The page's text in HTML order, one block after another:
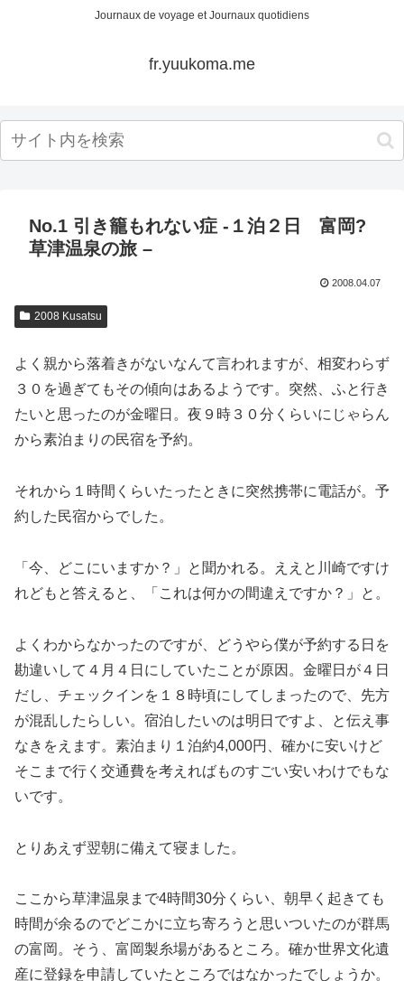
Journaux de voyage et Journaux quotidiens
fr.yuukoma.me
No.1 引き籠もれない症 -１泊２日 富岡?
草津温泉の旅 –
2008.04.07
2008 Kusatsu
よく親から落着きがないなんて言われますが、相変わらず
３０を過ぎてもその傾向はあるようです。突然、ふと行き
たいと思ったのが金曜日。夜９時３０分くらいにじゃらん
から素泊まりの民宿を予約。
それから１時間くらいたったときに突然携帯に電話が。予
約した民宿からでした。
「今、どこにいますか？」と聞かれる。ええと川崎ですけ
れどもと答えると、「これは何かの間違えですか？」と。
よくわからなかったのですが、どうやら僕が予約する日を
勘違いして４月４日にしていたことが原因。金曜日が４日
だし、チェックインを１８時頃にしてしまったので、先方
が混乱したらしい。宿泊したいのは明日ですよ、と伝え事
なきをえます。素泊まり１泊約4,000円、確かに安いけど
そこまで行く交通費を考えればものすごい安いわけでもな
いです。
とりあえず翌朝に備えて寝ました。
ここから草津温泉まで4時間30分くらい、朝早く起きても
時間が余るのでどこかに立ち寄ろうと思いついたのが群馬
の富岡。そう、富岡製糸場があるところ。確か世界文化遺
産に登録を申請していたところではなかったでしょうか。